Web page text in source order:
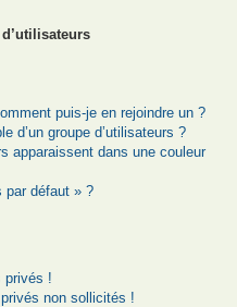
puis-je en rejoindre un ?
d’un groupe d’utilisateurs ?
apparaissent dans une couleur
par défaut » ?
privés !
non sollicités !